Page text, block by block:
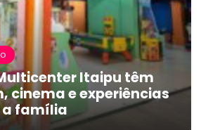
Itaipu têm
cinema e experiências
família